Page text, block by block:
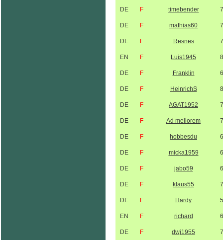
DE F timebender
DE F mathias60
DE F Resnes
EN F Luis1945
DE F Franklin
DE F HeinrichS
DE F AGAT1952
DE F Ad meliorem
DE F hobbesdu
DE F micka1959
DE F jabo59
DE F klaus55
DE F Hardy
EN F richard
DE F dwj1955